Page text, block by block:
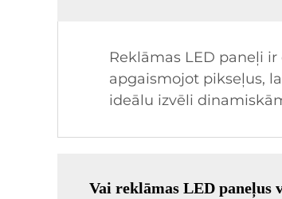
Reklāmas LED paneļi
apgaismojot pikseļus,
ideālu izvēli
Vai reklāmas LED paneļus